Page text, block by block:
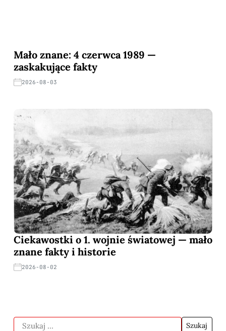
Mało znane: 4 czerwca 1989 —
zaskakujące fakty
2026-08-03
Ciekawostki o 1. wojnie światowej — mało
znane fakty i historie
2026-08-02